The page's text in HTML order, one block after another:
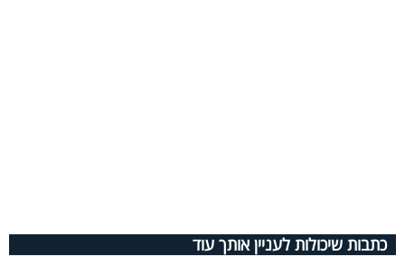
כתבות שיכולות לעניין אותך עוד